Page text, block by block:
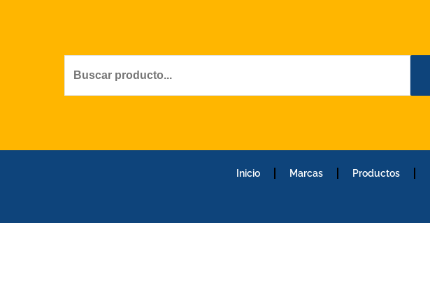
Inicio Marcas Productos